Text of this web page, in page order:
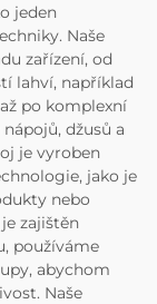
jeden
Naše
zařízení, od
lahví, například
po komplexní
džusů a
je vyroben
jako je
nebo
zajištěn
používáme
abychom
Naše